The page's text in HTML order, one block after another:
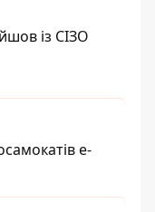
із СІЗО
e-